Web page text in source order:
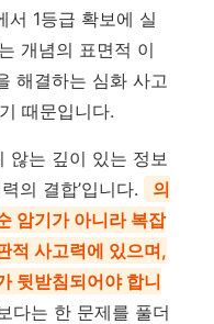
1등급 확보에 실
개념의 표면적 이
해결하는 심화 사고
때문입니다.
않는 깊이 있는 정보
의 결합’입니다.
의
암기가 아니라 복잡
적 사고력에 있으며,
뒷받침되어야 합니
다는 한 문제를 풀더